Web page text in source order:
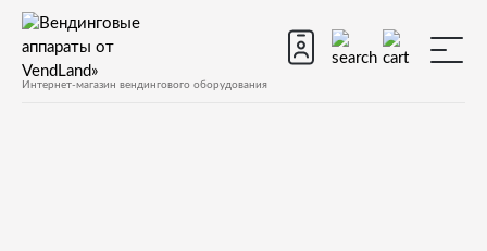
Интернет-магазин вендингового оборудования